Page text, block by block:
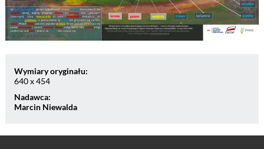
Wymiary oryginału:
640 x 454
Nadawca:
Marcin Niewalda